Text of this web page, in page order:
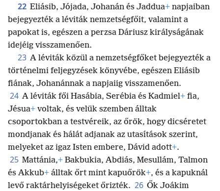
22 Eliásib, Jójada, Johanán és Jaddua+ napjaiban
bejegyezték a léviták nemzetségfőit, valamint a
papokat is, egészen a perzsa Dáriusz királyságának
idejéig visszamenően.
23 A léviták közül a nemzetségfőket bejegyezték a
történelmi feljegyzések könyvébe, egészen Eliásib
fiának, Johanánnak a napjaiig visszamenően.
24 A léviták fői Hasábia, Serébia és Kadmiel+ fia,
Jésua+ voltak, és velük szemben álltak
csoportokban a testvéreik, az őrök, hogy dicséretet
mondjanak és hálát adjanak az utasítások szerint,
melyeket az igaz Isten embere, Dávid adott+.
25 Mattánia,+ Bakbukia, Abdiás, Mesullám, Talmon
és Akkub+ álltak őrt mint kapuőrök+, és a kapuknál
levő raktárhelyiségeket őrizték. 26 Ők Joákim